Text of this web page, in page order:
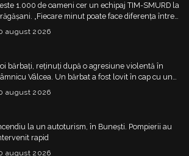
1.000 de oameni cer un echipaj TIM-SMURD la
„Fiecare minut poate face diferența între
viață și moarte”
august 2026
bărbați, reținuți după o agresiune violentă în
Vâlcea. Un bărbat a fost lovit în cap cu un
obiect contondent
august 2026
la un autoturism, în Bunești. Pompierii au
rapid
august 2026